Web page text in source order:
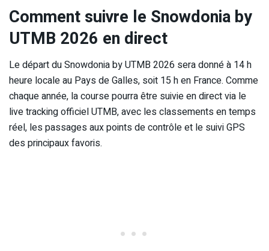
Comment suivre le Snowdonia by
UTMB 2026 en direct
Le départ du Snowdonia by UTMB 2026 sera donné à 14 h
heure locale au Pays de Galles, soit 15 h en France. Comme
chaque année, la course pourra être suivie en direct via le
live tracking officiel UTMB, avec les classements en temps
réel, les passages aux points de contrôle et le suivi GPS
des principaux favoris.